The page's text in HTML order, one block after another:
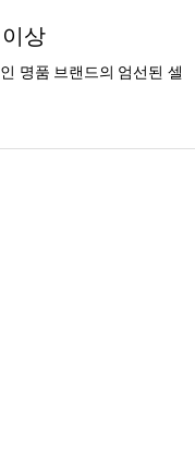
상
명품 브랜드의 엄선된 셀